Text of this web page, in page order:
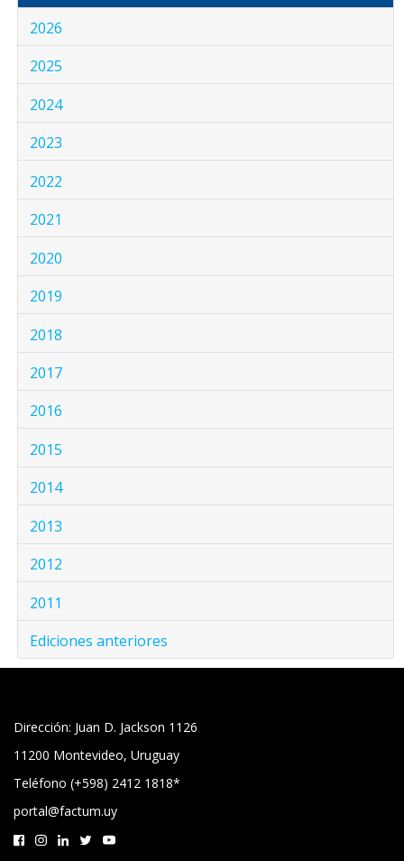
2026
2025
2024
2023
2022
2021
2020
2019
2018
2017
2016
2015
2014
2013
2012
2011
Ediciones anteriores
Dirección: Juan D. Jackson 1126
11200 Montevideo, Uruguay
Teléfono (+598) 2412 1818*
portal@factum.uy